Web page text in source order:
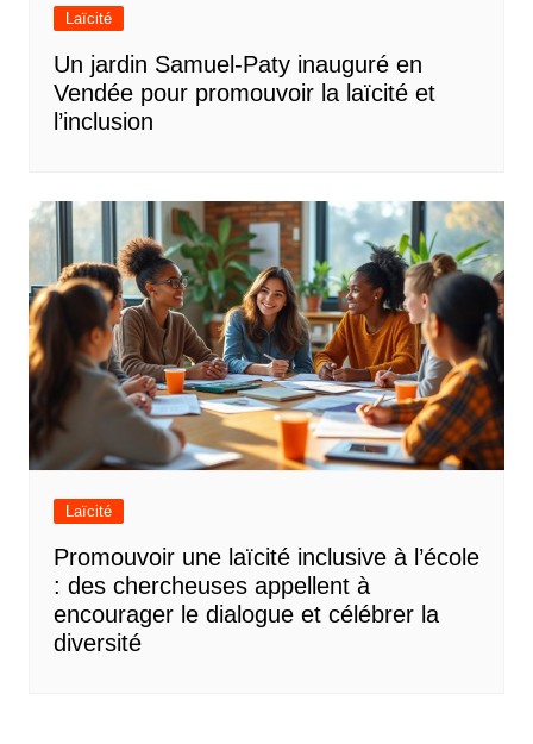
Laïcité
Un jardin Samuel-Paty inauguré en
Vendée pour promouvoir la laïcité et
l’inclusion
Laïcité
Promouvoir une laïcité inclusive à l’école
: des chercheuses appellent à
encourager le dialogue et célébrer la
diversité